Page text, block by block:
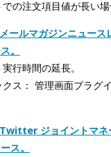
の注文項目値が長い場
メールマガジンニュース
。
行時間の延長。
ス： 管理画面プラグ
Twitter ジョイントマネ
ス。